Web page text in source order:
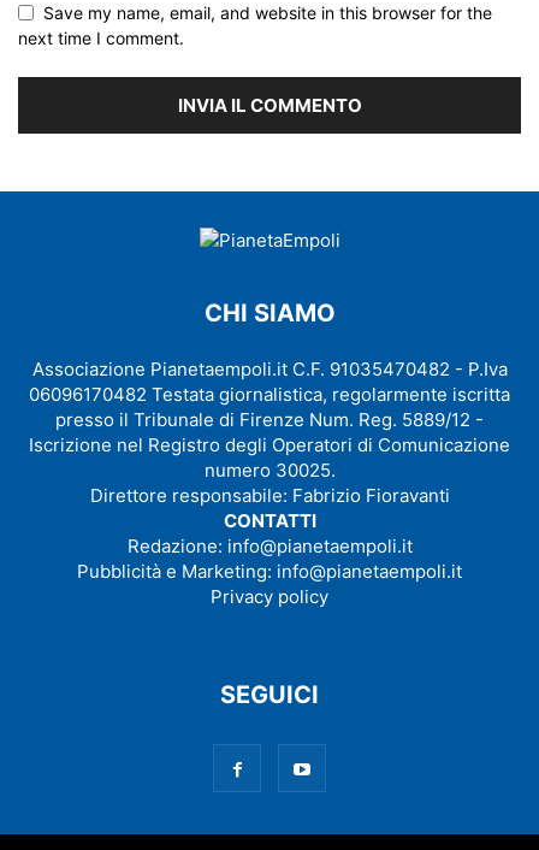
Save my name, email, and website in this browser for the
next time I comment.
CHI SIAMO
Associazione Pianetaempoli.it C.F. 91035470482 - P.Iva
06096170482 Testata giornalistica, regolarmente iscritta
presso il Tribunale di Firenze Num. Reg. 5889/12 -
Iscrizione nel Registro degli Operatori di Comunicazione
numero 30025.
Direttore responsabile: Fabrizio Fioravanti
CONTATTI
Redazione: info@pianetaempoli.it
Pubblicità e Marketing: info@pianetaempoli.it
Privacy policy
SEGUICI